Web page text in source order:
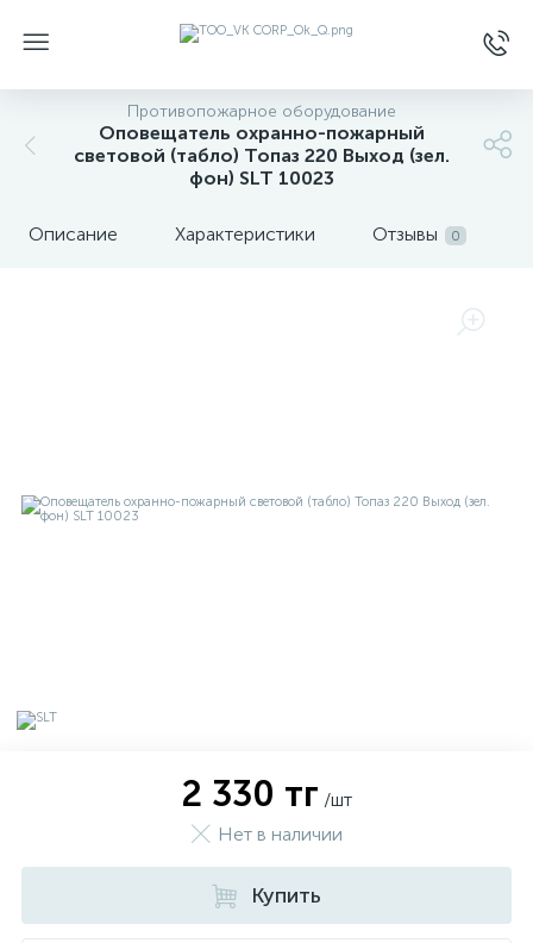
Противопожарное оборудование
Оповещатель охранно-пожарный
световой (табло) Топаз 220 Выход (зел.
фон) SLT 10023
Описание Характеристики Отзывы 0
2 330 тг /шт
Нет в наличии
Купить